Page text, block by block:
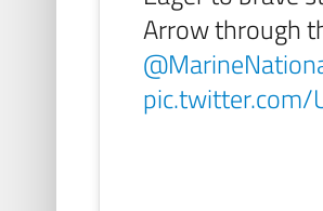
Arrow through
pic.twitter.com/